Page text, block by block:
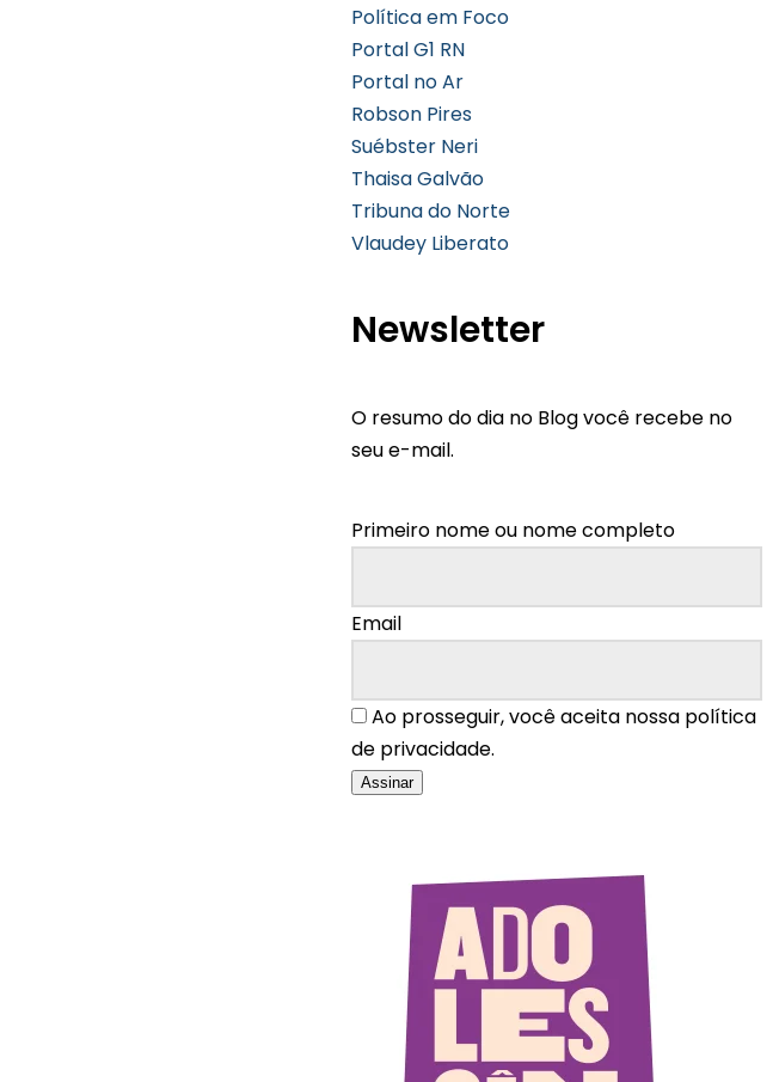
Política em Foco
Portal G1 RN
Portal no Ar
Robson Pires
Suébster Neri
Thaisa Galvão
Tribuna do Norte
Vlaudey Liberato
Newsletter
O resumo do dia no Blog você recebe no
seu e-mail.
Primeiro nome ou nome completo
Email
Ao prosseguir, você aceita nossa política
de privacidade.